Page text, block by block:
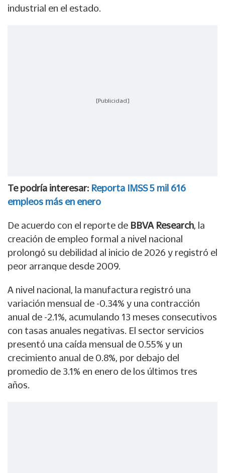
industrial en el estado.
[Publicidad]
Te podría interesar: Reporta IMSS 5 mil 616
empleos más en enero
De acuerdo con el reporte de BBVA Research, la
creación de empleo formal a nivel nacional
prolongó su debilidad al inicio de 2026 y registró el
peor arranque desde 2009.
A nivel nacional, la manufactura registró una
variación mensual de -0.34% y una contracción
anual de -2.1%, acumulando 13 meses consecutivos
con tasas anuales negativas. El sector servicios
presentó una caída mensual de 0.55% y un
crecimiento anual de 0.8%, por debajo del
promedio de 3.1% en enero de los últimos tres
años.